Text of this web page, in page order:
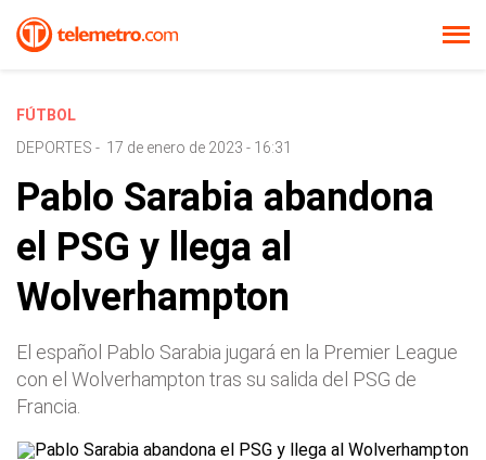
FÚTBOL
DEPORTES - 17 de enero de 2023 - 16:31
Pablo Sarabia abandona
el PSG y llega al
Wolverhampton
El español Pablo Sarabia jugará en la Premier League
con el Wolverhampton tras su salida del PSG de
Francia.